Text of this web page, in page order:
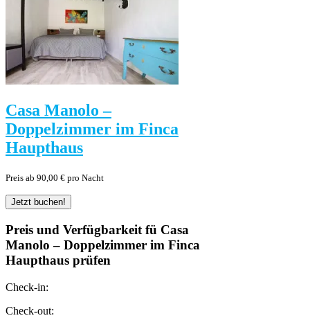
Casa Manolo –
Doppelzimmer im Finca
Haupthaus
Preis ab 90,00 € pro Nacht
Preis und Verfügbarkeit fü Casa
Manolo – Doppelzimmer im Finca
Haupthaus prüfen
Check-in:
Check-out: